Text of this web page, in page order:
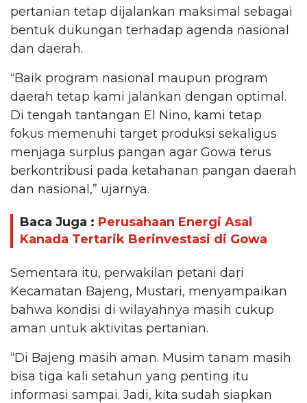
pertanian tetap dijalankan maksimal sebagai
bentuk dukungan terhadap agenda nasional
dan daerah.
“Baik program nasional maupun program
daerah tetap kami jalankan dengan optimal.
Di tengah tantangan El Nino, kami tetap
fokus memenuhi target produksi sekaligus
menjaga surplus pangan agar Gowa terus
berkontribusi pada ketahanan pangan daerah
dan nasional,” ujarnya.
Baca Juga : Perusahaan Energi Asal
Kanada Tertarik Berinvestasi di Gowa
Sementara itu, perwakilan petani dari
Kecamatan Bajeng, Mustari, menyampaikan
bahwa kondisi di wilayahnya masih cukup
aman untuk aktivitas pertanian.
“Di Bajeng masih aman. Musim tanam masih
bisa tiga kali setahun yang penting itu
informasi sampai. Jadi, kita sudah siapkan